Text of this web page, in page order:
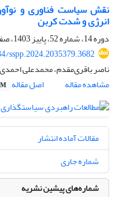
نقش سیاست فناوری و
انرژی و شدت کربن
دوره 14، شماره 52، پاییز 1403، صفحه
sspp.2024.2035379.3682
ناصر باقری‌مقدم، محمدعلی
مشاهده مقاله
اصل مقاله
مقالات آماده انتشار
شماره جاری
شماره‌های پیشین نشریه